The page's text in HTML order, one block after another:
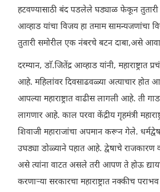
हटवण्यासाठी बंद पडलेले घड्याळ फेकून तुतारी
आव्हाड यांचा विजय हा तमाम सामन्यजणांचा
तुतारी समोरील एक नंबरचे बटन दाबा,असे
दरम्यान, डाॅ.जितेंद्र आव्हाड यांनी, महाराष्ट्रात
आहे. महिलांवर दिवसाढवळ्या अत्याचार होत
आपल्या महाराष्ट्रात वाढीस लागली आहे. ती
लागणार आहे. काल परवा केंद्रीय गृहमंत्री
शिवाजी महाराजांचा अपमान करून गेले.
उघड्या डोळ्याने पहात आहे. द्वेषाचे
असे त्यांना वाटत असले तरी आपण ते होऊ
करणाऱ्या सरकारचा महाराष्ट्रात नक्कीच